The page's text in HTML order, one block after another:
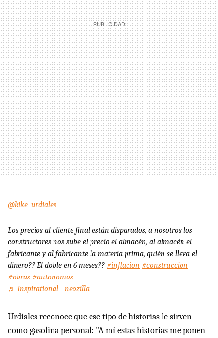
@kike_urdiales
Los precios al cliente final están disparados, a nosotros los
constructores nos sube el precio el almacén, al almacén el
fabricante y al fabricante la materia prima, quién se lleva el
dinero?? El doble en 6 meses?? #inflacion #construccion
#obras #autonomos
♬ Inspirational - neozilla
Urdiales reconoce que ese tipo de historias le sirven
como gasolina personal: "A mí estas historias me ponen